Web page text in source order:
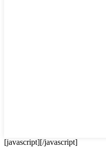
[javascript][/javascript]